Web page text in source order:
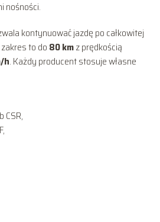
nośności.
kontynuować jazdę po całkowitej
to do 80 kmz prędkością
h. Każdy producent stosuje własne
CSR,